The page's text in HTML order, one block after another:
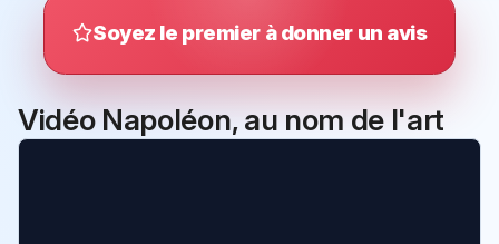
Soyez le premier à donner un avis
Vidéo Napoléon, au nom de l'art